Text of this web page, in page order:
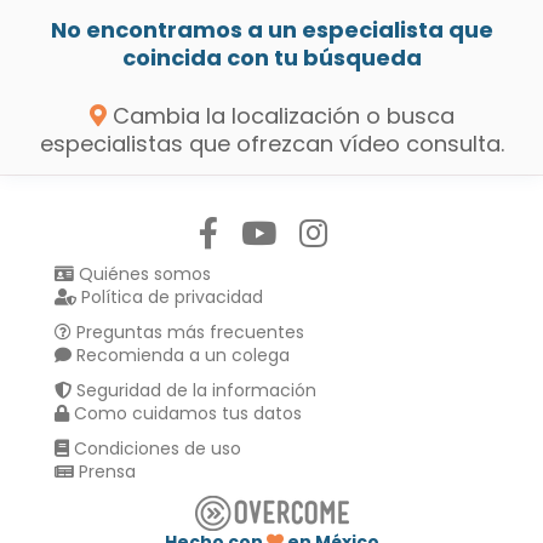
No encontramos a un especialista que
coincida con tu búsqueda
Cambia la localización o busca
especialistas que ofrezcan vídeo consulta.
Quiénes somos
Política de privacidad
Preguntas más frecuentes
Recomienda a un colega
Seguridad de la información
Como cuidamos tus datos
Condiciones de uso
Prensa